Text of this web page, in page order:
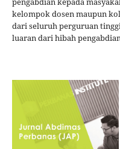
kelompok dosen maupun
dari seluruh perguruan
luaran dari hibah